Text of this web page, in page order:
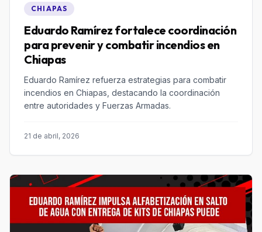
CHIAPAS
Eduardo Ramírez fortalece coordinación
para prevenir y combatir incendios en
Chiapas
Eduardo Ramírez refuerza estrategias para combatir
incendios en Chiapas, destacando la coordinación
entre autoridades y Fuerzas Armadas.
21 de abril, 2026